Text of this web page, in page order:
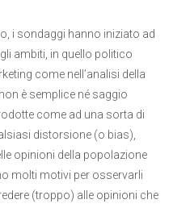
i sondaggi hanno iniziato ad
ambiti, in quello politico
come nell’analisi della
è semplice né saggio
come ad una sorta di
distorsione (o bias),
opinioni della popolazione
molti motivi per osservarli
(troppo) alle opinioni che